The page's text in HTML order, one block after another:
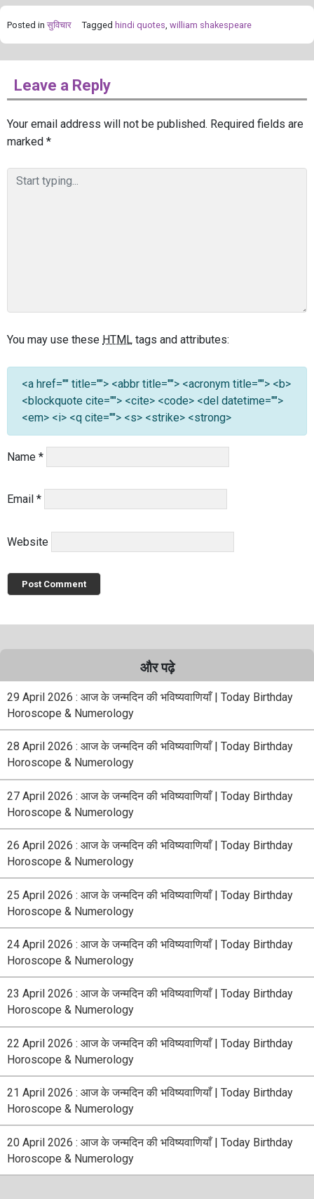
Posted in सुविचार Tagged hindi quotes, william shakespeare
Leave a Reply
Your email address will not be published. Required fields are
marked *
You may use these HTML tags and attributes:
<a href="" title=""> <abbr title=""> <acronym title=""> <b>
<blockquote cite=""> <cite> <code> <del datetime="">
<em> <i> <q cite=""> <s> <strike> <strong>
Name *
Email *
Website
और पढ़े
29 April 2026 : आज के जन्मदिन की भविष्यवाणियाँ | Today Birthday
Horoscope & Numerology
28 April 2026 : आज के जन्मदिन की भविष्यवाणियाँ | Today Birthday
Horoscope & Numerology
27 April 2026 : आज के जन्मदिन की भविष्यवाणियाँ | Today Birthday
Horoscope & Numerology
26 April 2026 : आज के जन्मदिन की भविष्यवाणियाँ | Today Birthday
Horoscope & Numerology
25 April 2026 : आज के जन्मदिन की भविष्यवाणियाँ | Today Birthday
Horoscope & Numerology
24 April 2026 : आज के जन्मदिन की भविष्यवाणियाँ | Today Birthday
Horoscope & Numerology
23 April 2026 : आज के जन्मदिन की भविष्यवाणियाँ | Today Birthday
Horoscope & Numerology
22 April 2026 : आज के जन्मदिन की भविष्यवाणियाँ | Today Birthday
Horoscope & Numerology
21 April 2026 : आज के जन्मदिन की भविष्यवाणियाँ | Today Birthday
Horoscope & Numerology
20 April 2026 : आज के जन्मदिन की भविष्यवाणियाँ | Today Birthday
Horoscope & Numerology